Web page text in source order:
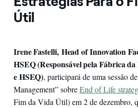
Útil
Irene Fastelli, Head of Innovation
HSEQ (Responsável pela Fábrica
e HSEQ), participará de uma sessão
Management” sobreEnd of Life
Fim da Vida Útil) em 2 de dezembro,